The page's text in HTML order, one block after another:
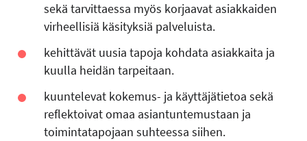
sekä tarvittaessa myös korjaavat asiakkaiden
virheellisiä käsityksiä palveluista.
kehittävät uusia tapoja kohdata asiakkaita ja
kuulla heidän tarpeitaan.
kuuntelevat kokemus- ja käyttäjätietoa sekä
reflektoivat omaa asiantuntemustaan ja
toimintatapojaan suhteessa siihen.